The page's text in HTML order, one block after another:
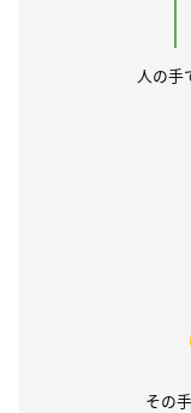
人の手
その